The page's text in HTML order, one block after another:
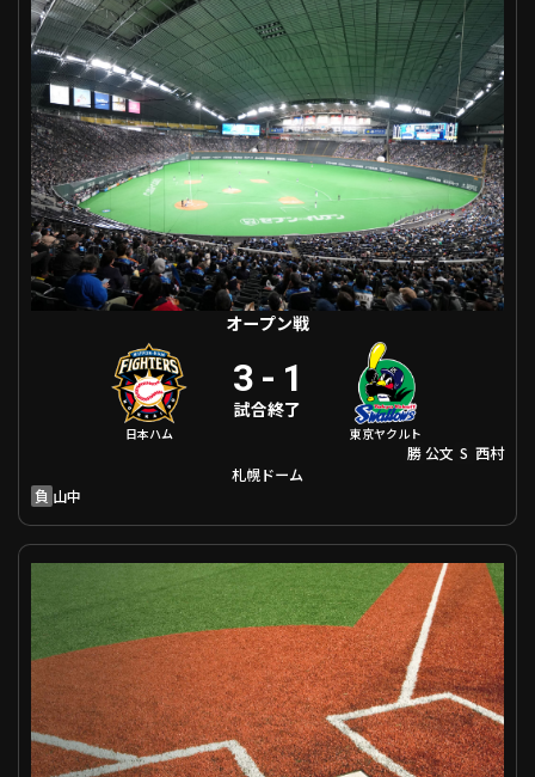
ファーム東地区
ファーム中地区
ファーム西地区
交流戦
選手名鑑
選手名鑑トップ
北海道日本ハムファイターズ
東北楽天ゴールデンイーグルス
埼玉西武ライオンズ
千葉ロッテマリーンズ
オリックス・バファローズ
福岡ソフトバンクホークス
ニュース
設定
利用規約 プライバシーポリシー
運営会社 （別ウィンドウで開く） よくある質問
特定商取引法の表示 アルバイト募集（別ウィンドウで開く
オープン戦
日本ハム
3 - 1
試合終了
東京ヤクルト
勝公文 S 西村
札幌ドーム
負 山中
オープン戦 横浜DeNA VS 埼玉西武